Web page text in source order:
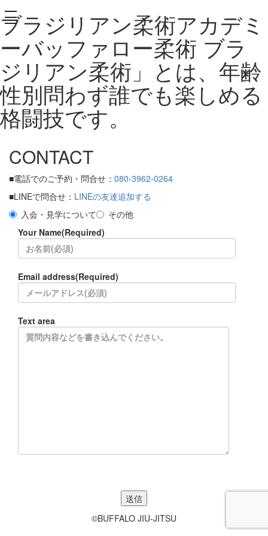
toggle
navigation
ブラジリアン柔術アカデミ
ーバッファロー柔術 ブラ
ジリアン柔術」とは、年齢
性別問わず誰でも楽しめる
格闘技です。
CONTACT
■電話でのご予約・問合せ： 080-3962-0264
■LINEで問合せ： LINEの友達追加する
入会・見学について
その他
Your Name(Required)
Email address(Required)
Text area
©BUFFALO JIU-JITSU